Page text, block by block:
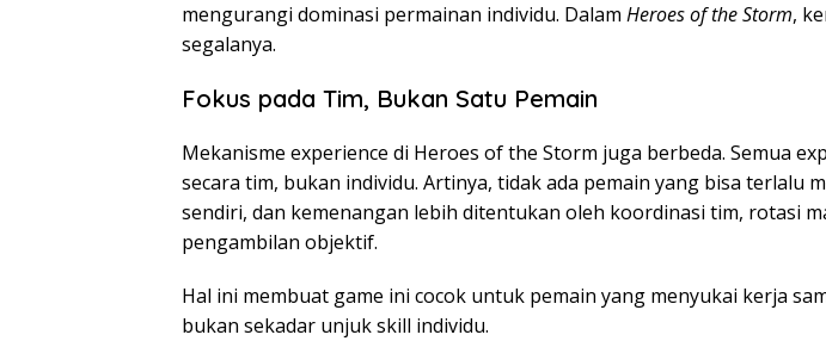
mengurangi dominasi permainan individu. Dalam Heroes of the Storm,
segalanya.
Fokus pada Tim, Bukan Satu Pemain
Mekanisme experience di Heroes of the Storm juga berbeda. Semua
secara tim, bukan individu. Artinya, tidak ada pemain yang bisa terlalu
sendiri, dan kemenangan lebih ditentukan oleh koordinasi tim, rotasi
pengambilan objektif.
Hal ini membuat game ini cocok untuk pemain yang menyukai kerja
bukan sekadar unjuk skill individu.